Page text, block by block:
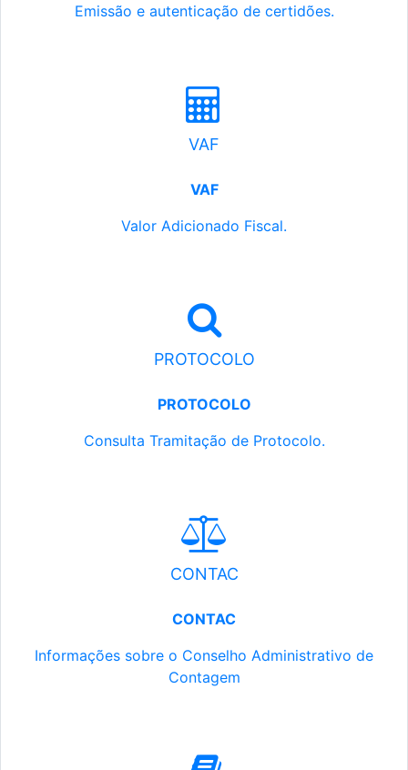
Emissão e autenticação de certidões.
VAF
VAF
Valor Adicionado Fiscal.
PROTOCOLO
PROTOCOLO
Consulta Tramitação de Protocolo.
CONTAC
CONTAC
Informações sobre o Conselho Administrativo de
Contagem